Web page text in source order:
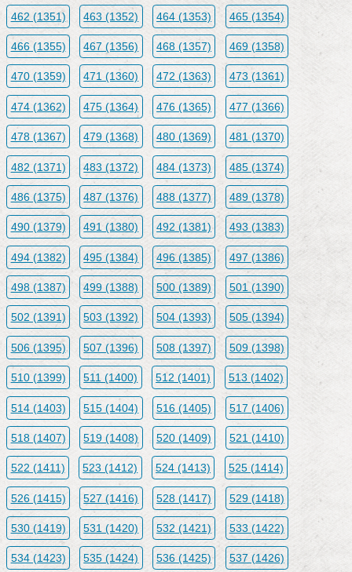
462 (1351) 463 (1352) 464 (1353) 465 (1354)
466 (1355) 467 (1356) 468 (1357) 469 (1358)
470 (1359) 471 (1360) 472 (1363) 473 (1361)
474 (1362) 475 (1364) 476 (1365) 477 (1366)
478 (1367) 479 (1368) 480 (1369) 481 (1370)
482 (1371) 483 (1372) 484 (1373) 485 (1374)
486 (1375) 487 (1376) 488 (1377) 489 (1378)
490 (1379) 491 (1380) 492 (1381) 493 (1383)
494 (1382) 495 (1384) 496 (1385) 497 (1386)
498 (1387) 499 (1388) 500 (1389) 501 (1390)
502 (1391) 503 (1392) 504 (1393) 505 (1394)
506 (1395) 507 (1396) 508 (1397) 509 (1398)
510 (1399) 511 (1400) 512 (1401) 513 (1402)
514 (1403) 515 (1404) 516 (1405) 517 (1406)
518 (1407) 519 (1408) 520 (1409) 521 (1410)
522 (1411) 523 (1412) 524 (1413) 525 (1414)
526 (1415) 527 (1416) 528 (1417) 529 (1418)
530 (1419) 531 (1420) 532 (1421) 533 (1422)
534 (1423) 535 (1424) 536 (1425) 537 (1426)